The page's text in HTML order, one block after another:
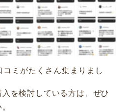
コミがたくさん集まりまし
を検討している方は、ぜひ